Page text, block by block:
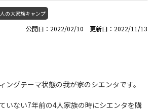
の大家族キャンプ
公開日：2022/02/10 更新日：2022/11/13
ングテーマ状態の我が家のシエンタです。
いない7年前の4人家族の時にシエンタを購